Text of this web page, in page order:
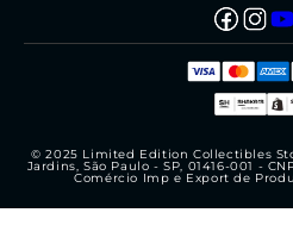
Prazo de Entrega
Regras de Compra
Visa
© 2025 Limited Edition Collectibles
Jardins, São Paulo - SP, 01416-001 -
Comércio Imp e Export de